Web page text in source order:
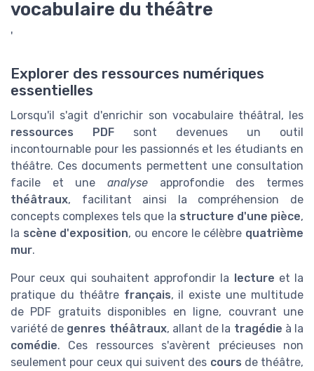
vocabulaire du théâtre
'
Explorer des ressources numériques
essentielles
Lorsqu'il s'agit d'enrichir son vocabulaire théâtral, les
ressources PDF sont devenues un outil
incontournable pour les passionnés et les étudiants en
théâtre. Ces documents permettent une consultation
facile et une analyse approfondie des termes
théâtraux, facilitant ainsi la compréhension de
concepts complexes tels que la structure d'une pièce,
la scène d'exposition, ou encore le célèbre quatrième
mur.
Pour ceux qui souhaitent approfondir la lecture et la
pratique du théâtre français, il existe une multitude
de PDF gratuitsdisponibles en ligne, couvrant une
variété de genres théâtraux, allant de la tragédie à la
comédie. Ces ressources s'avèrent précieuses non
seulement pour ceux qui suivent des cours de théâtre,